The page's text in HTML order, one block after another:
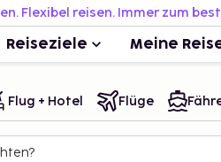
Flexibel reisen. Immer zum
Reiseziele Meine
Flug + Hotel Flüge